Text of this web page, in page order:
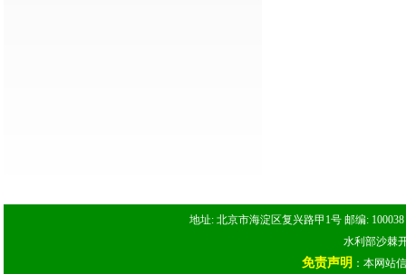
地址: 北京市海淀区复兴路甲1号 邮编:
水利部沙棘
免责声明 ：本网站